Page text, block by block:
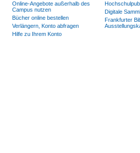
Online-Angebote außerhalb des
Campus nutzen
Bücher online bestellen
Verlängern, Konto abfragen
Hilfe zu Ihrem Konto
Digitale
Frankfurter